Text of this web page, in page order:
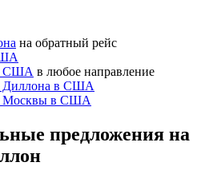
на обратный рейс
США в любое направление
Диллона в США
Москвы в США
предложения на